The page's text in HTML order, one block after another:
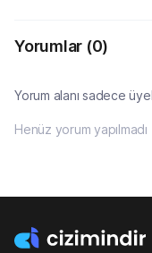
Yorumlar (0)
Yorum alanı sadece
Henüz yorum yapılmadı